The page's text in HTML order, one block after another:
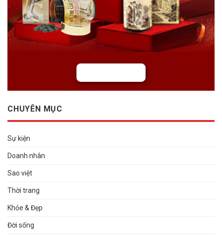
CHUYÊN MỤC
Sự kiện
Doanh nhân
Sao việt
Thời trang
Khỏe & Đẹp
Đời sống